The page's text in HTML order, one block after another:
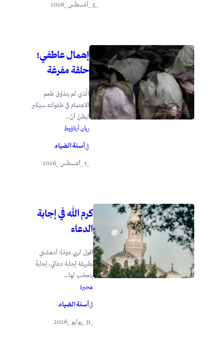
إهمال عاطفي؛
حلقة مفرغة
الَّذي لم يتذوَّق طعم
الاهتمام في طفولته سيكبر
ليظنَّ أنَّ...
ريان أرناؤوط
فيأسنة الضياء.
_1 _أغسطس _2026
كرم الله في إجابة
الدعاء
أقول لربي دومًا: أدهشني
بطريقة إجابة دعائي، إجابةً
يتعجّب لها...
هجيرة
فيأسنة الضياء.